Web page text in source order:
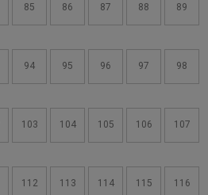
85 86 87 88 89
94 95 96 97 98
103 104 105 106 107
112 113 114 115 116